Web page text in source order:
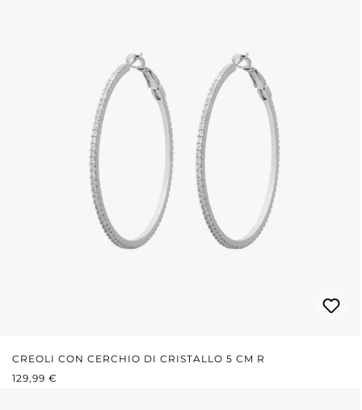
CREOLI CON CERCHIO DI CRISTALLO 5 CM R
PREZZO NORMALE:
129,99 €